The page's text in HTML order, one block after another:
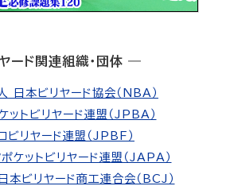
ード関連組織・団体 ―
日本ビリヤード協会（NBA）
ットビリヤード連盟（JPBA）
ビリヤード連盟（JPBF）
ケットビリヤード連盟（JAPA）
本ビリヤード商工連合会（BCJ）